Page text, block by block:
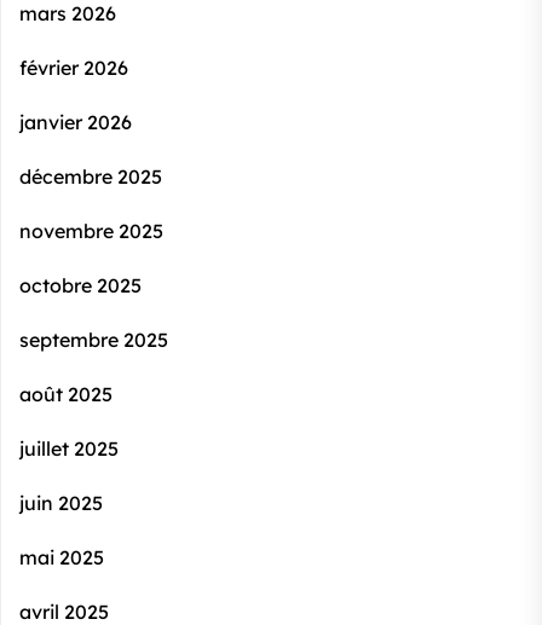
mars 2026
février 2026
janvier 2026
décembre 2025
novembre 2025
octobre 2025
septembre 2025
août 2025
juillet 2025
juin 2025
mai 2025
avril 2025